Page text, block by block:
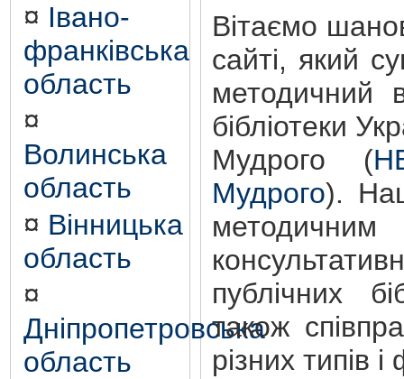
¤ Івано-
франківська
область
¤
Волинська
область
¤ Вінницька
область
¤
Дніпропетровська
область
Вітаємо
сайті, який
методичний
бібліотеки
Мудрого (
Мудрого).
методичним
публічних
також
різних типів